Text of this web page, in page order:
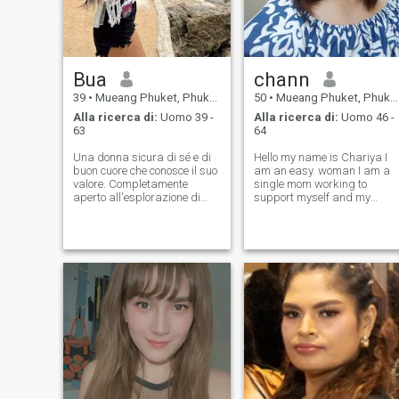
Bua
39 • Mueang Phuket, Phuket, Thailandia
Alla ricerca di: Uomo 39 -
63
Una donna sicura di sé e di
buon cuore che conosce il suo
valore. Completamente
aperto all'esplorazione di
tranquilla. Credo che una
buona relazione inizi con
onestà, rispetto e buona
comunicazione. Sono una
ragazza normale e sorrido
facilmente. Ho una vita
semplice. Amare la mia
famiglia, prendermi cura
delle persone che amo. Mi
piace fare esercizio,
viaggiare in vacanza e
chann
50 • Mueang Phuket, Phuket, Thailandia
Alla ricerca di: Uomo 46 -
64
Hello my name is Chariya I
am an easy. woman I am a
single mom working to
support myself and my
Phuket working as a tour
guide and taxi driver and I
am look